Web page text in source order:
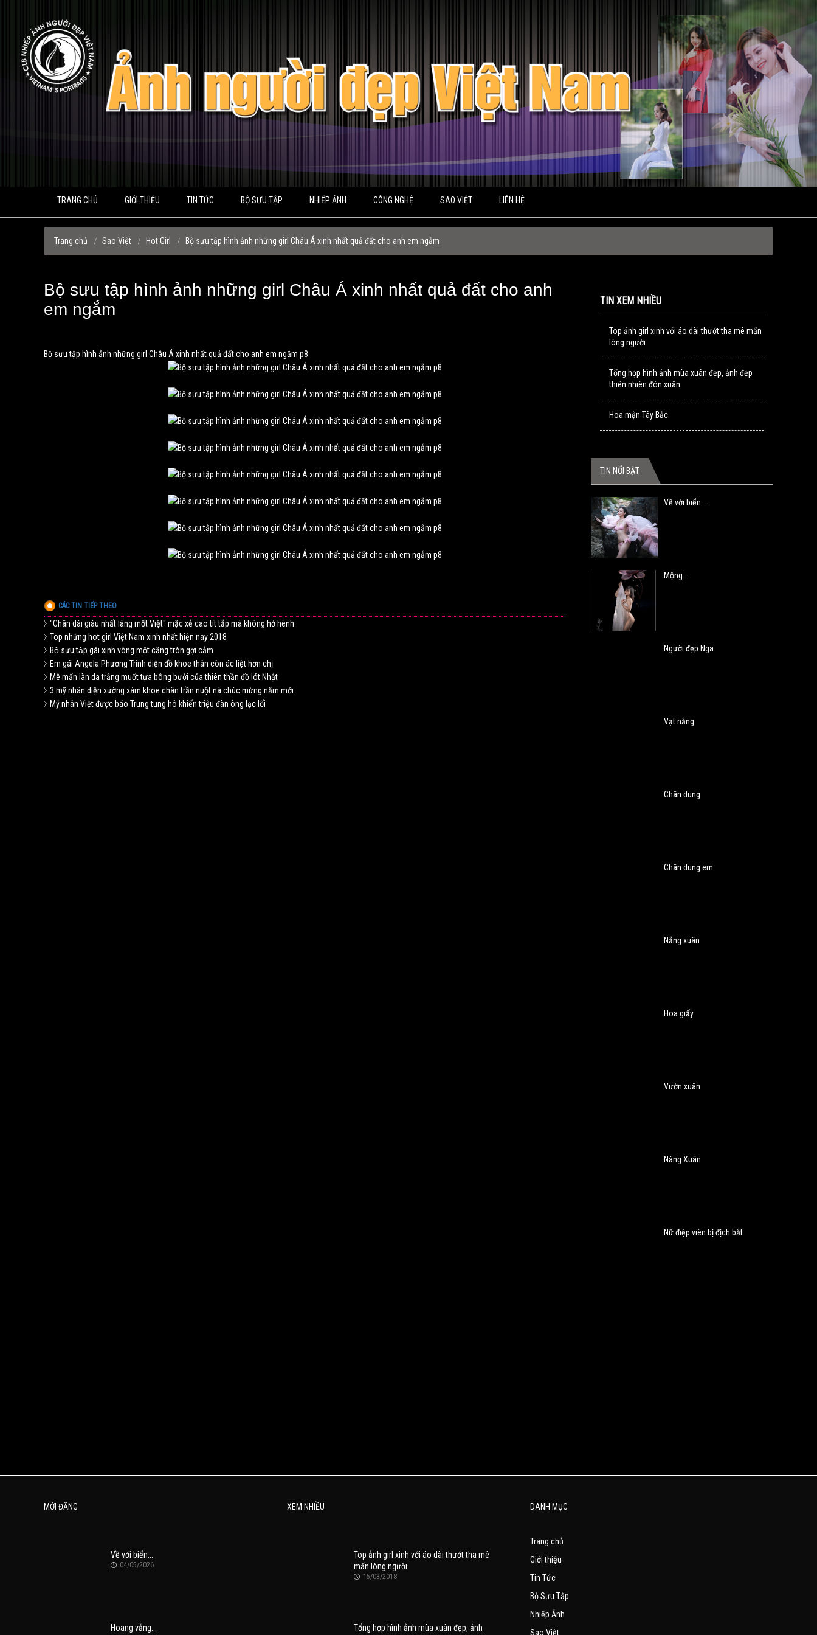
TRANG CHỦ GIỚI THIỆU TIN TỨC BỘ SƯU TẬP NHIẾP ẢNH CÔNG NGHỆ SAO VIỆT LIÊN HỆ
Trang chủ Sao Việt Hot Girl Bộ sưu tập hình ảnh những girl Châu Á xinh nhất quả đất cho anh em ngắm
Bộ sưu tập hình ảnh những girl Châu Á xinh nhất quả đất cho anh
em ngắm
Bộ sưu tập hình ảnh những girl Châu Á xinh nhất quả đất cho anh em ngắm p8
CÁC TIN TIẾP THEO
"Chân dài giàu nhất làng mốt Việt" mặc xẻ cao tít tắp mà không hớ hênh
Top những hot girl Việt Nam xinh nhất hiện nay 2018
Bộ sưu tập gái xinh vòng một căng tròn gợi cảm
Em gái Angela Phương Trinh diện đồ khoe thân còn ác liệt hơn chị
Mê mẩn làn da trắng muốt tựa bông bưởi của thiên thần đồ lót Nhật
3 mỹ nhân diện xường xám khoe chân trần nuột nà chúc mừng năm mới
Mỹ nhân Việt được báo Trung tung hô khiến triệu đàn ông lạc lối
TIN XEM NHIỀU
Top ảnh girl xinh với áo dài thướt tha mê mẩn
lòng người
Tổng hợp hình ảnh mùa xuân đẹp, ảnh đẹp
thiên nhiên đón xuân
Hoa mận Tây Bắc
TIN NỔI BẬT
Về với biển...
Mộng...
Người đẹp Nga
Vạt nắng
Chân dung
Chân dung em
Nắng xuân
Hoa giấy
Vườn xuân
Nàng Xuân
Nữ điệp viên bị địch bắt
MỚI ĐĂNG
Về với biển...
04/05/2026
Hoang vắng...
XEM NHIỀU
Top ảnh girl xinh với áo dài thướt tha mê
mẩn lòng người
15/03/2018
Tổng hợp hình ảnh mùa xuân đẹp, ảnh
DANH MỤC
Trang chủ
Giới thiệu
Tin Tức
Bộ Sưu Tập
Nhiếp Ảnh
Sao Việt